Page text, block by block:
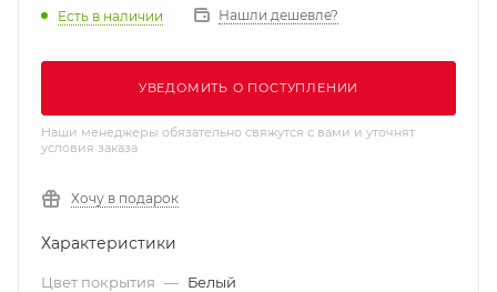
Есть в наличии Нашли дешевле?
УВЕДОМИТЬ О ПОСТУПЛЕНИИ
Наши менеджеры обязательно свяжутся с вами и уточнят
условия заказа
Хочу в подарок
Характеристики
Цвет покрытия — Белый